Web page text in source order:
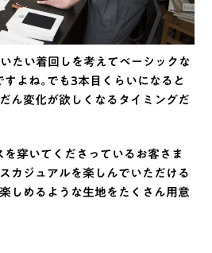
たい着回しを考えてベーシックな
よね。でも3本目くらいになると
ん変化が欲しくなるタイミングだ
穿いてくださっているお客さま
カジュアルを楽しんでいただける
しめるような生地をたくさん用意